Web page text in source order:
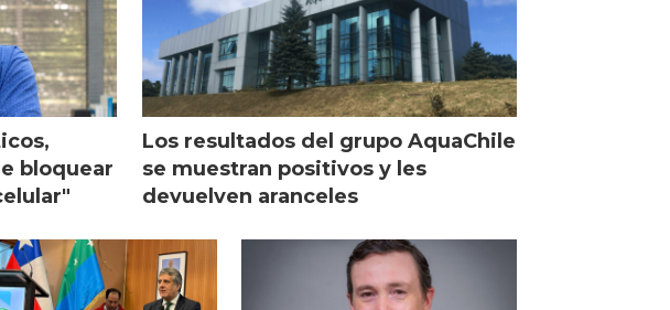
bloquear
Los resultados del grupo AquaChile
se muestran positivos y les
devuelven aranceles